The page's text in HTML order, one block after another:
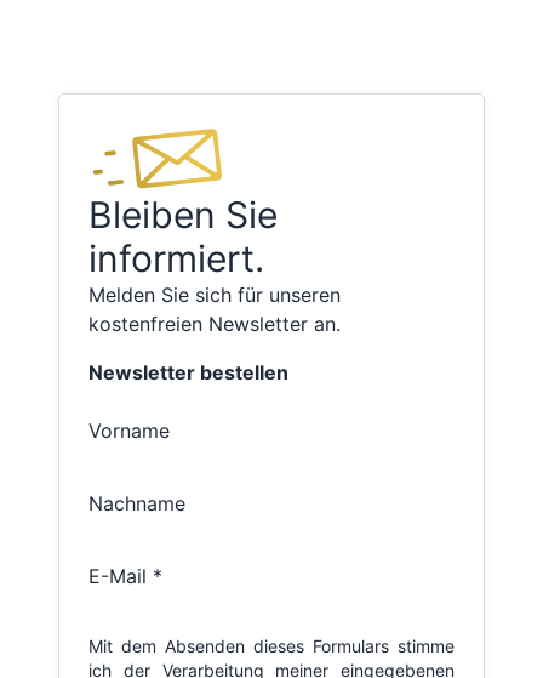
Bleiben Sie
informiert.
Melden Sie sich für unseren
kostenfreien Newsletter an.